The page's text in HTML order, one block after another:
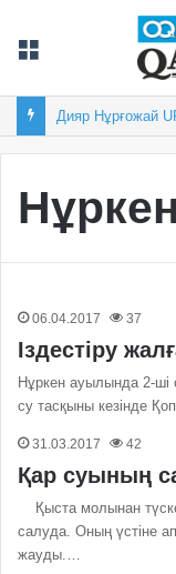
Дияр Нұрғожай
06.04.2017 37
Іздестіру
Нұркен ауылында 2-ші
су тасқыны кезінде
31.03.2017 42
Қар суының
Қыста молынан
салуда. Оның үстіне
жауды.…